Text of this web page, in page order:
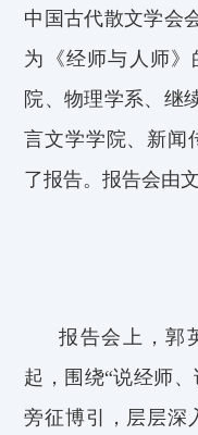
中国古代散文学会
为《经师与人师
院、物理学系、继
言文学学院、新闻
了报告。报告会由
报告会上，郭
起，围绕“说经师
旁征博引，层层深